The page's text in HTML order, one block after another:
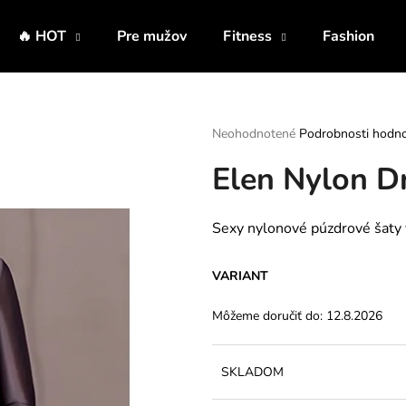
🔥 HOT Pre mužov Fitness Fashion
Priemerné
produktu
je
z
5
Neohodnotené Podrobnosti
Elen Nylon
Sexy nylonové púzdrové
VARIANT
Môžeme doručiť do: 12.8.2026
SKLADOM
HĽADAŤ